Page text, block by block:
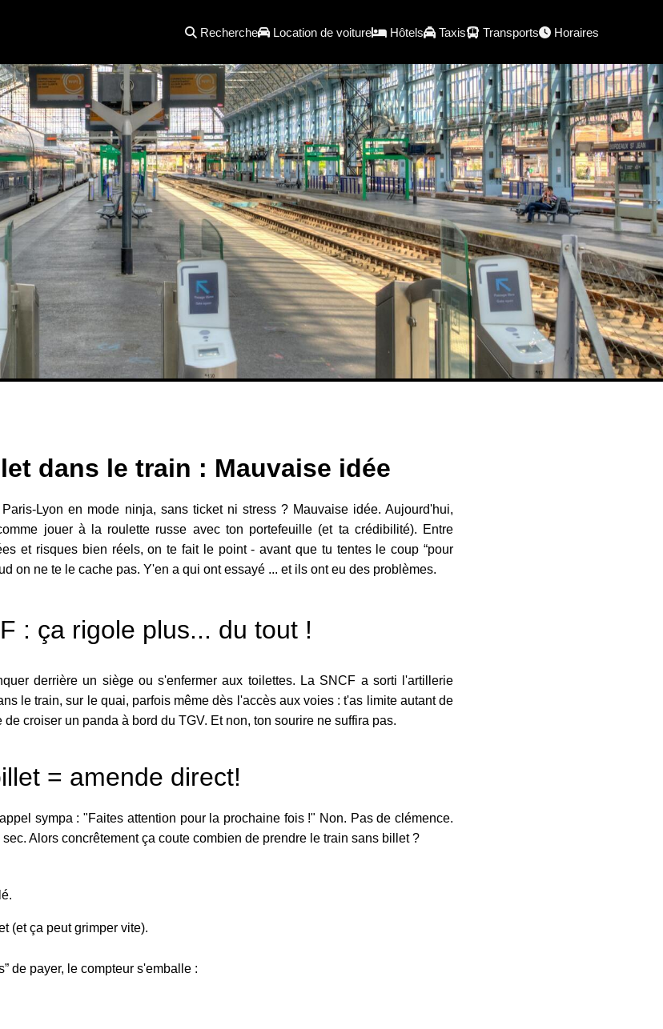
Recherche Location de voiture Hôtels Taxis Transports Horaires
dans le train : Mauvaise idée
Lyon en mode ninja, sans ticket ni stress ? Mauvaise idée. Aujourd'hui,
jouer à la roulette russe avec ton portefeuille (et ta crédibilité). Entre
et risques bien réels, on te fait le point - avant que tu tentes le coup “pour
on ne te le cache pas. Y'en a qui ont essayé ... et ils ont eu des problèmes.
: ça rigole plus... du tout !
derrière un siège ou s'enfermer aux toilettes. La SNCF a sorti l'artillerie
le train, sur le quai, parfois même dès l'accès aux voies : t'as limite autant de
croiser un panda à bord du TGV. Et non, ton sourire ne suffira pas.
= amende direct!
sympa : "Faites attention pour la prochaine fois !" Non. Pas de clémence.
Alors concrêtement ça coute combien de prendre le train sans billet ?
(et ça peut grimper vite).
de payer, le compteur s'emballe :